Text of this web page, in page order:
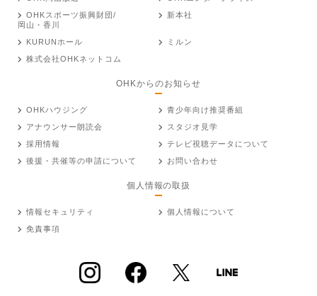
OHKスポーツ振興財団/
岡山・香川
新本社
KURUNホール
ミルン
株式会社OHKネットコム
OHKからのお知らせ
OHKハウジング
青少年向け推奨番組
アナウンサー朗読会
スタジオ見学
採用情報
テレビ視聴データについて
後援・共催等の申請について
お問い合わせ
個人情報の取扱
情報セキュリティ
個人情報について
免責事項